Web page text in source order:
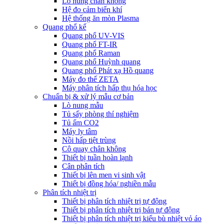
Hệ đo cảm biến khí
Hệ thống ăn mòn Plasma
Quang phổ kế
Quang phổ UV-VIS
Quang phổ FT-IR
Quang phổ Raman
Quang phổ Huỳnh quang
Quang phổ Phát xạ Hồ quang
Máy đo thế ZETA
Máy phân tích hấp thụ hóa học
Chuẩn bị & xử lý mẫu cơ bản
Lò nung mẫu
Tủ sấy phòng thí nghiệm
Tủ ấm CO2
Máy ly tâm
Nồi hấp tiệt trùng
Cô quay chân không
Thiết bị tuần hoàn lạnh
Cân phân tích
Thiết bị lên men vi sinh vật
Thiết bị đồng hóa/ nghiền mẫu
Phân tích nhiệt trị
Thiết bị phân tích nhiệt trị tự động
Thiết bị phân tích nhiệt trị bán tự động
Thiết bị phân tích nhiệt trị kiểu bù nhiệt vỏ áo